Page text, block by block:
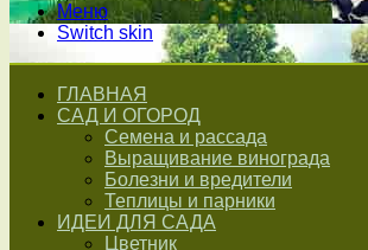
Меню
Switch skin
ГЛАВНАЯ
САД И ОГОРОД
Семена и рассада
Выращивание винограда
Болезни и вредители
Теплицы и парники
ИДЕИ ДЛЯ САДА
Цветник